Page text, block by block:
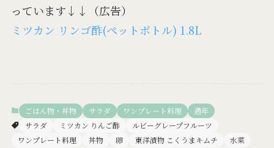
っています↓↓（広告）
ミツカン リンゴ酢(ペットボトル) 1.8L
ごはん物・丼物 サラダ ワンプレート料理
通年
サラダ
ミツカン りんご酢
ルビーグレープフルーツ
ワンプレート料理
丼物 卵 東洋漬物 こくうまキムチ
水菜